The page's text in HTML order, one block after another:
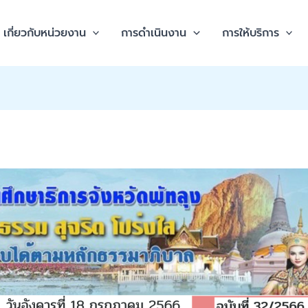
เกี่ยวกับหน่วยงาน การดำเนินงาน การให้บริการ